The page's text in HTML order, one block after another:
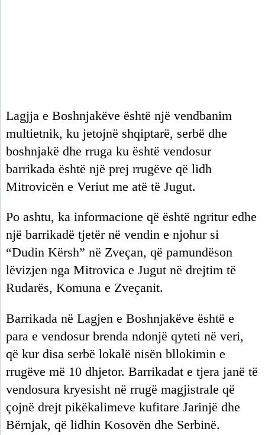
Lagjja e Boshnjakëve është një vendbanim
multietnik, ku jetojnë shqiptarë, serbë dhe
boshnjakë dhe rruga ku është vendosur
barrikada është një prej rrugëve që lidh
Mitrovicën e Veriut me atë të Jugut.
Po ashtu, ka informacione që është ngritur edhe
një barrikadë tjetër në vendin e njohur si
“Dudin Kërsh” në Zveçan, që pamundëson
lëvizjen nga Mitrovica e Jugut në drejtim të
Rudarës, Komuna e Zveçanit.
Barrikada në Lagjen e Boshnjakëve është e
para e vendosur brenda ndonjë qyteti në veri,
që kur disa serbë lokalë nisën bllokimin e
rrugëve më 10 dhjetor. Barrikadat e tjera janë të
vendosura kryesisht në rrugë magjistrale që
çojnë drejt pikëkalimeve kufitare Jarinjë dhe
Bërnjak, që lidhin Kosovën dhe Serbinë.